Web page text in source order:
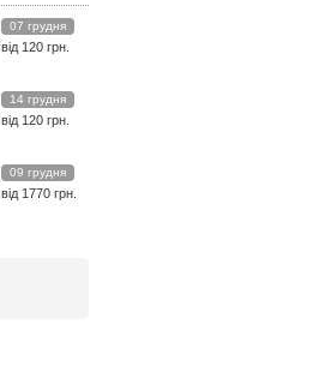
07 грудня
від 120 грн.
14 грудня
від 120 грн.
09 грудня
від 1770 грн.